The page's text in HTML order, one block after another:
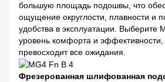
большую площадь подошвы, что
ощущение округлости, плавности и
удобства в эксплуатации. Выберите
уровень комфорта и эффективности,
превосходит все ожидания.
Фрезерованная шлифованная